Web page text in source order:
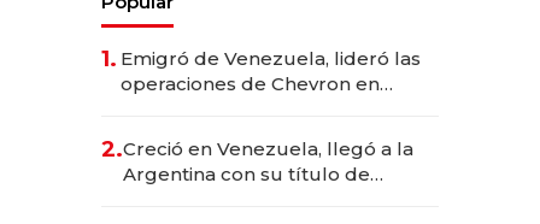
1. Emigró de Venezuela, lideró las
operaciones de Chevron en
2.Creció en Venezuela, llegó a la
Argentina con su título de